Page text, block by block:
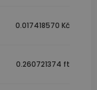
0.017418570 Kč
0.260721374 ft